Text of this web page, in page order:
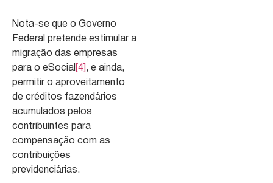
Nota-se que o Governo
Federal pretende estimular a
migração das empresas
para o eSocial [4] , e ainda,
permitir o aproveitamento
de créditos fazendários
acumulados pelos
contribuintes para
compensação com as
contribuições
previdenciárias.